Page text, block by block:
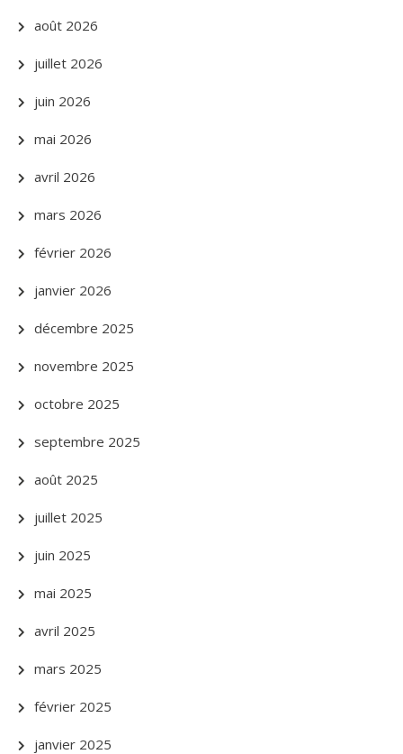
août 2026
juillet 2026
juin 2026
mai 2026
avril 2026
mars 2026
février 2026
janvier 2026
décembre 2025
novembre 2025
octobre 2025
septembre 2025
août 2025
juillet 2025
juin 2025
mai 2025
avril 2025
mars 2025
février 2025
janvier 2025